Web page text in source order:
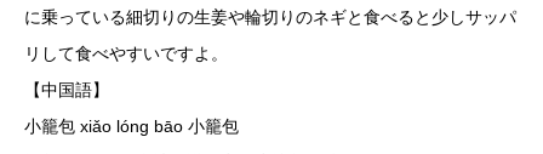
に乗っている細切りの生姜や輪切りのネギと食べると少しサッパ
リして食べやすいですよ。
【中国語】
小籠包 xiǎo lóng bāo 小籠包